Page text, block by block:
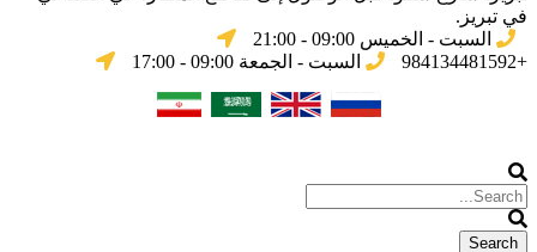
في تبریز.
السبت - الخميس 09:00 - 21:00
+984134481592
السبت - الجمعة 09:00 - 17:00